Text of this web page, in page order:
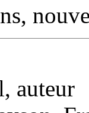
auteur